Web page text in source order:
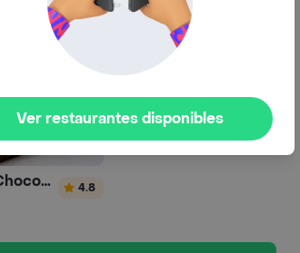
A & a Brownies & Chocolates 4.8
Ver restaurantes disponibles